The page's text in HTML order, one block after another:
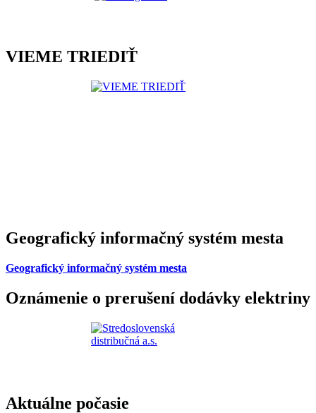
VIEME TRIEDIŤ
Geografický informačný systém mesta
Geografický informačný systém mesta
Oznámenie o prerušení dodávky elektriny
Aktuálne počasie